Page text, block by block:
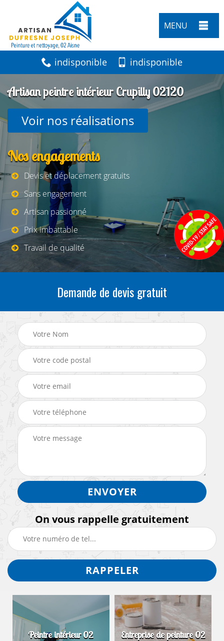
MENU
indisponible indisponible
Artisan peintre intérieur Crupilly 02120
Voir nos réalisations
Nos engagements
Devis et déplacement gratuits
Sans engagement
Artisan passionné
Prix imbattable
Travail de qualité
Demande de devis gratuit
On vous rappelle gratuitement
Peintre intérieur 02 Entreprise de peinture 02